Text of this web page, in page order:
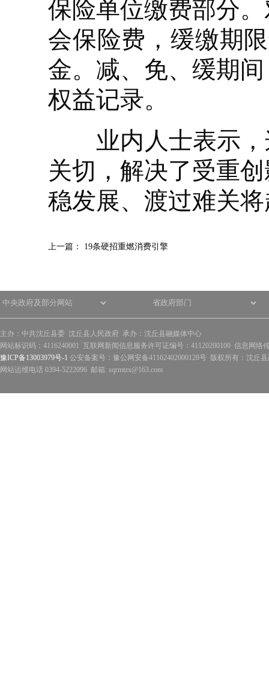
保险单位缴费部分
会保险费，缓缴期
金。减、免、缓期
权益记录。
业内人士表示，
关切，解决了受重
稳发展、渡过难关
上一篇： 19条硬招重燃消费引擎
主办：中共沈丘县委 沈丘县人民政府 承办：沈丘县融媒体中心
网站标识码：4116240001 互联网新闻信息服务许可证编号：41120200100 信息网络
豫ICP备13003979号-1 公安备案号：豫公网安备41162402000128号 版权所有：沈丘
网站运维电话 0394-5222096 邮箱: sqrmtzx@163.com